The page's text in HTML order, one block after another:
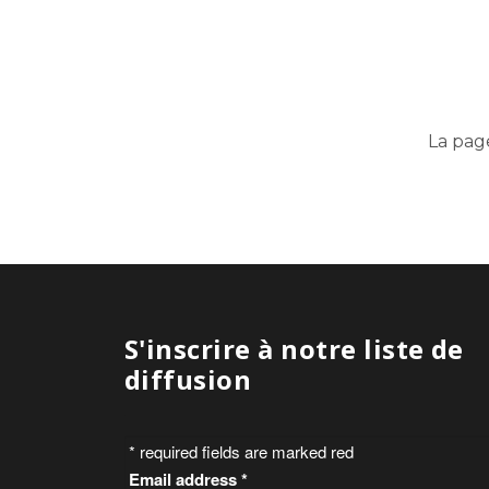
La
S'inscrire à notre liste de
diffusion